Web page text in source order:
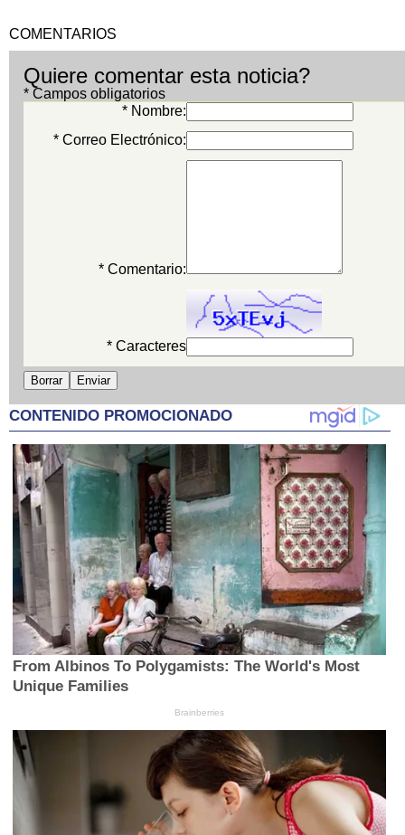
COMENTARIOS
Quiere comentar esta noticia?
* Campos obligatorios
* Nombre:
* Correo Electrónico:
* Comentario:
* Caracteres